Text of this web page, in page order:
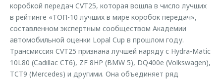
коробкой передач CVT25, которая вошла в число лучших
в рейтинге «ТОП-10 лучших в мире коробок передач»,
составленном экспертным сообществом Академии
автомобильной оценки Lopal Cup в прошлом году.
Трансмиссия CVT25 признана лучшей наряду с Hydra-Matic
10L80 (Cadillac CT6), ZF 8HP (BMW 5), DQ400e (Volkswagen),
TCT9 (Mercedes) и другими. Она объединяет ряд